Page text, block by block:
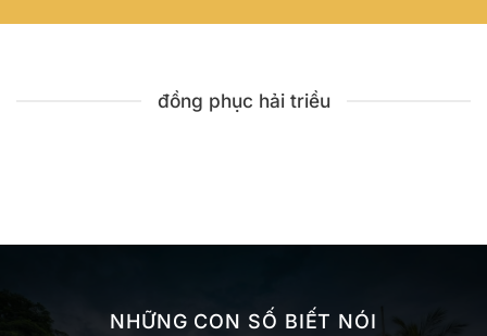
đồng phục hải triều
NHỮNG CON SỐ BIẾT NÓI